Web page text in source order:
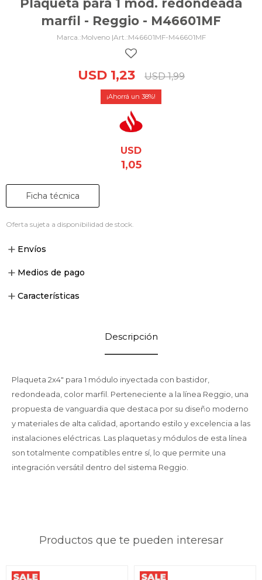
Plaqueta para 1 mód. redondeada
marfil - Reggio - M46601MF
Molveno | M46601MF-M46601MF
USD 1,23 USD 1,99
38
USD
1,05
Ficha técnica
Oferta sujeta a disponibilidad de stock.
Envíos
Medios de pago
Características
Descripción
Plaqueta 2x4" para 1 módulo inyectada con bastidor,
redondeada, color marfil. Perteneciente a la línea Reggio, una
propuesta de vanguardia que destaca por su diseño moderno
y materiales de alta calidad, aportando estilo y excelencia a las
instalaciones eléctricas. Las plaquetas y módulos de esta línea
son totalmente compatibles entre sí, lo que permite una
integración versátil dentro del sistema Reggio.
Productos que te pueden interesar